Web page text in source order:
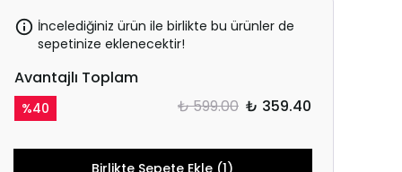
İncelediğiniz ürün ile birlikte bu ürünler de
sepetinize eklenecektir!
Avantajlı Toplam
%40 ₺ 599.00 ₺ 359.40
Birlikte Sepete Ekle (1)